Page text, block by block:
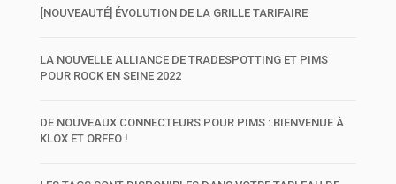
[NOUVEAUTÉ] ÉVOLUTION DE LA GRILLE TARIFAIRE
LA NOUVELLE ALLIANCE DE TRADESPOTTING ET PIMS
POUR ROCK EN SEINE 2022
DE NOUVEAUX CONNECTEURS POUR PIMS : BIENVENUE À
KLOX ET ORFEO !